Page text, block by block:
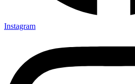
Instagram